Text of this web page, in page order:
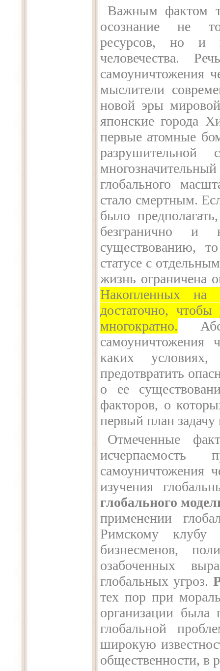
Важным фактом
осознание не
ресурсов, но и
человечества.
самоуничтожения
мыслители
новой эры
японские города
первые атомные
разрушительной
глобального
стало смертным.
было
безгранично и
существованию,
статусе с
жизнь ограничена
Накопленных на
достаточно,
многократно.
самоуничтожения
каких
предотвратить
о ее
факторов, о
первый план
Отмеченные
исчерпаемость
самоуничтожения
изучения
глобального
применении
Римскому клубу
бизнесменов,
озабоченных
глобальных угроз.
тех пор при
организации была
глобальной
широкую
общественности, в